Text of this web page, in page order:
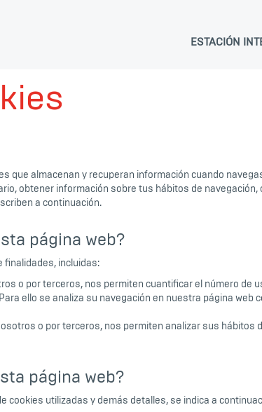
ESTACIÓN
que almacenan y recuperan información cuando
obtener información sobre tus hábitos de
a continuación.
página web?
finalidades, incluidas:
o por terceros, nos permiten cuantificar el número de
ello se analiza su navegación en nuestra página web
o por terceros, nos permiten analizar sus hábitos
página web?
cookies utilizadas y demás detalles, se indica a